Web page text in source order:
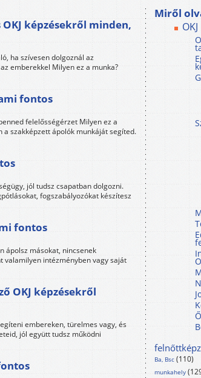
OKJ képzésekről minden,
ha szívesen dolgoznál az
emberekkel Milyen ez a munka?
fontos
felelősségérzet Milyen ez a
a szakképzett ápolók munkáját segíted.
jól tudsz csapatban dolgozni.
fogszabályozókat készítesz
fontos
ápolsz másokat, nincsenek
valamilyen intézményben vagy saját
OKJ képzésekről
embereken, türelmes vagy, és
jól együtt tudsz működni
Miről
Ba, Bsc (110)
munkahely